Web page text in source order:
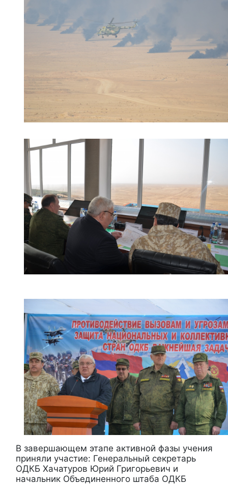
В завершающем этапе активной фазы учения
приняли участие: Генеральный секретарь
ОДКБ Хачатуров Юрий Григорьевич и
начальник Объединенного штаба ОДКБ